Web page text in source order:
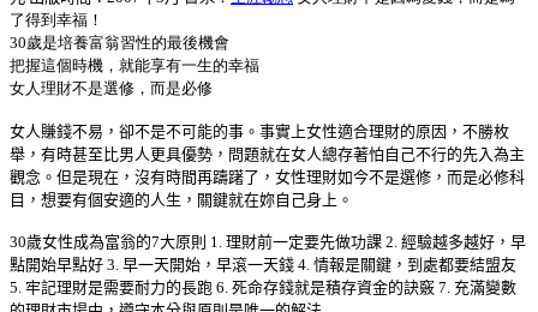
了得到幸福！
30歲是培養富翁習性的最後機會
把握這個時機，就能享有一生的幸福
女人理財不是選修，而是必修
女人賺錢不易，卻不是不可能的事。事實上女性適合理財的原因，不勝枚
舉，有時甚至比男人更具優勢，問題就在女人總存著怕自己不行的先入為主
觀念。但是現在，沒有時間再躊躇了，女性理財如今不是選修，而是必修科
目，想要有個安適的人生，關鍵就在妳自己身上。
30歲女性成為富翁的7大原則 1. 理財前一定要先做功課 2. 經驗越多越好，早
點開始早點好 3. 早一天開始，早滾一天錢 4. 情報是關鍵，到處都要結盟友
5. 牢記理財是需要耐力的長跑 6. 死命存錢就是積存資金的訣竅 7. 充滿變數